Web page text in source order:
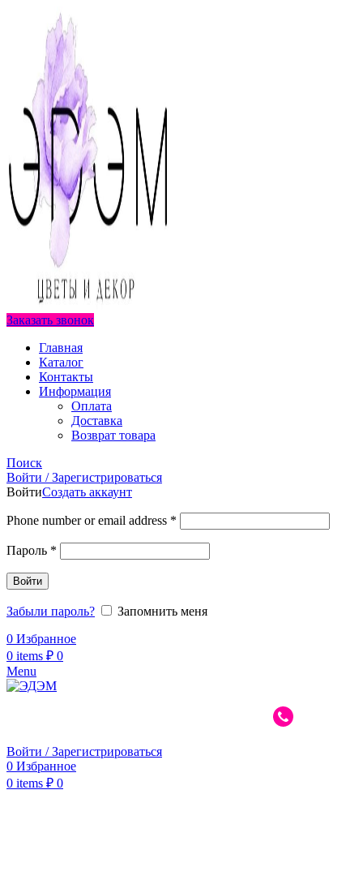
Заказать звонок
Главная
Каталог
Контакты
Информация
Оплата
Доставка
Возврат товара
Поиск
Войти / Зарегистрироваться
ВойтиСоздать аккаунт
Phone number or email address *
Пароль *
Войти
Забыли пароль?
Запомнить меня
0 Избранное
0 items ₽ 0
Menu
Войти / Зарегистрироваться
0 Избранное
0 items ₽ 0